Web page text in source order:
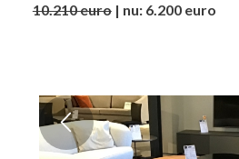
10.210 euro| nu: 6.200 euro